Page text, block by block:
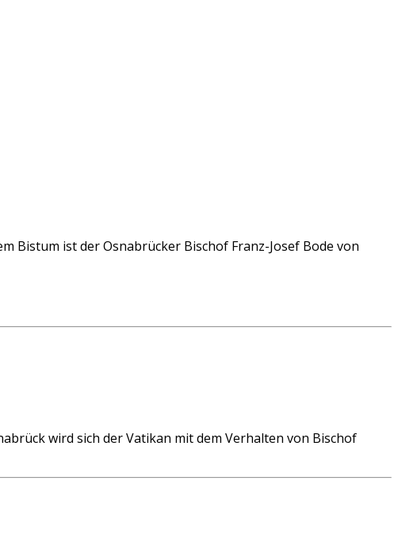
Bistum ist der Osnabrücker Bischof Franz-Josef Bode von
wird sich der Vatikan mit dem Verhalten von Bischof